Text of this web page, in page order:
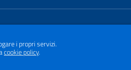
i propri servizi.
cookie policy.